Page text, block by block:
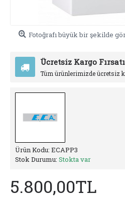
Fotoğrafı büyük bir şekilde
Ücretsiz Kargo Fırsatı
Tüm ürünlerimizde ücretsiz
Ürün Kodu: ECAPP3
Stok Durumu: Stokta var
5.800,00TL